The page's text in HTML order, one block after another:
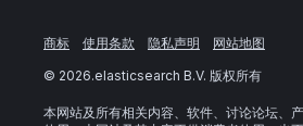
商标 使用条款 隐私声明
网站地图
© 2026.elasticsearch B.V. 版权所有
本网站及所有相关内容、软件、讨论论坛、